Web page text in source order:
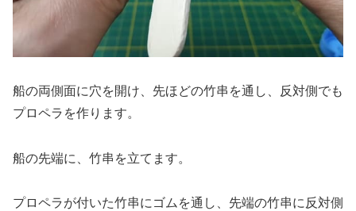
船の両側面に穴を開け、先ほどの竹串を通し、反対側でも
プロペラを作ります。
船の先端に、竹串を立てます。
プロペラが付いた竹串にゴムを通し、先端の竹串に反対側